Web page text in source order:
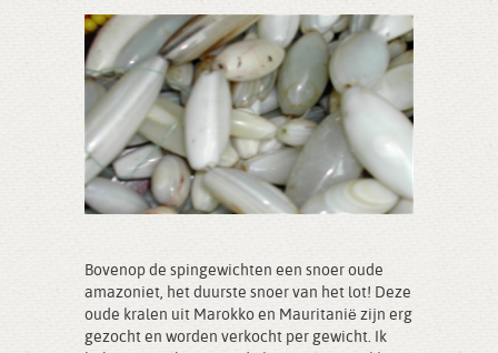
Bovenop de spingewichten een snoer oude
amazoniet, het duurste snoer van het lot! Deze
oude kralen uit Marokko en Mauritanië zijn erg
gezocht en worden verkocht per gewicht. Ik